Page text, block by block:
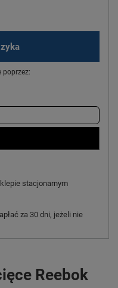
poprzez:
stacjonarnym
za 30 dni, jeżeli nie
Reebok